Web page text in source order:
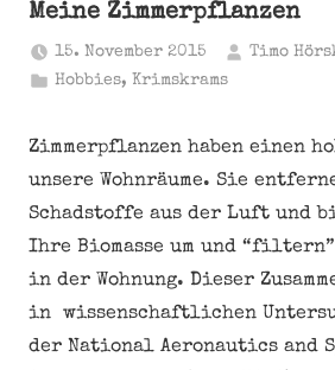
Meine Zimmerpflanzen
15. November 2015
Timo
Hobbies, Krimskrams
Zimmerpflanzen haben einen
unsere Wohnräume. Sie
Schadstoffe aus der Luft und
Ihre Biomasse um und “filtern”
in der Wohnung. Dieser
in wissenschaftlichen
der National Aeronautics and